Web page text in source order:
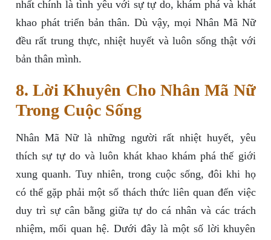
nhất chính là tình yêu với sự tự do, khám phá và khát
khao phát triển bản thân. Dù vậy, mọi Nhân Mã Nữ
đều rất trung thực, nhiệt huyết và luôn sống thật với
bản thân mình.
8. Lời Khuyên Cho Nhân Mã Nữ
Trong Cuộc Sống
Nhân Mã Nữ là những người rất nhiệt huyết, yêu
thích sự tự do và luôn khát khao khám phá thế giới
xung quanh. Tuy nhiên, trong cuộc sống, đôi khi họ
có thể gặp phải một số thách thức liên quan đến việc
duy trì sự cân bằng giữa tự do cá nhân và các trách
nhiệm, mối quan hệ. Dưới đây là một số lời khuyên